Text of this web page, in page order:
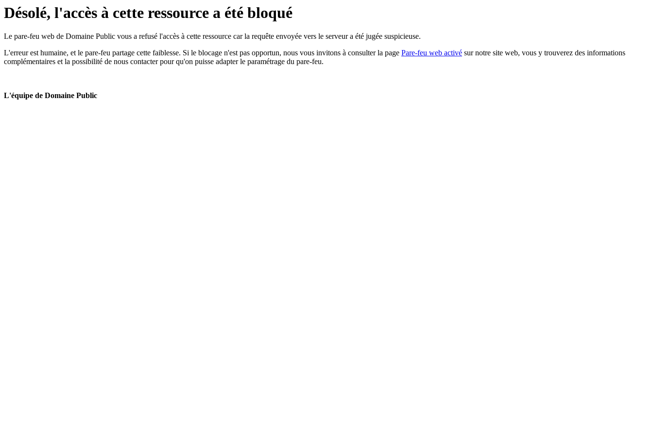
Désolé, l'accès à cette ressource a été bloqué
Le pare-feu web de Domaine Public vous a refusé l'accès à cette ressource car la requête envoyée vers le serveur a été jugée suspicieuse.
L'erreur est humaine, et le pare-feu partage cette faiblesse. Si le blocage n'est pas opportun, nous vous invitons à consulter la page Pare-feu web activé sur notre site web, vous y trouverez des informations
complémentaires et la possibilité de nous contacter pour qu'on puisse adapter le paramétrage du pare-feu.
L'équipe de Domaine Public